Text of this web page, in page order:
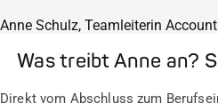
Anne Schulz, Teamleiterin
Was treibt Anne an?
Direkt vom Abschluss zum